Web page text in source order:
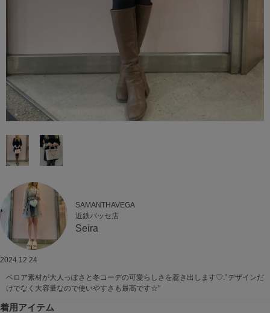
SAMANTHAVEGA
近鉄パッセ店
Seira
2024.12.24
ベロア素材が大人っぽさと冬コーデの可愛らしさを惹き出します♡.°デザインだ
けでなく大容量なので使いやすさも最高です☆"
着用アイテム